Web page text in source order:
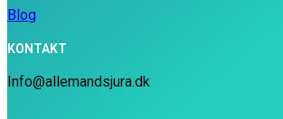
Blog
KONTAKT
Info@allemandsjura.dk